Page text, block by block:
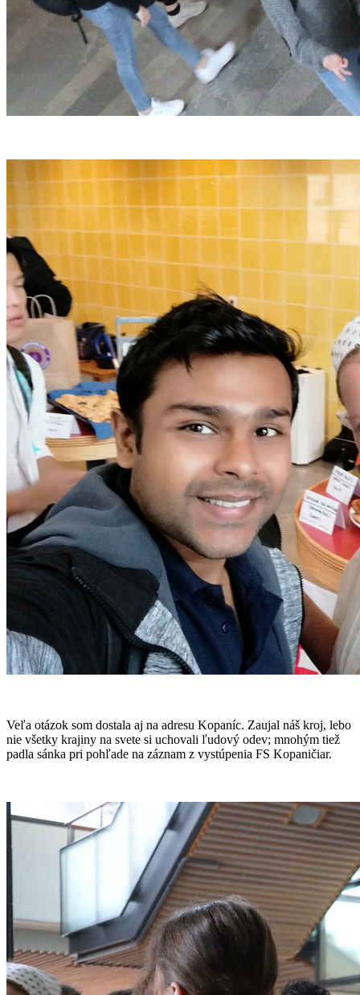
Veľa otázok som dostala aj na adresu Kopaníc. Zaujal náš kroj, lebo
nie všetky krajiny na svete si uchovali ľudový odev; mnohým tiež
padla sánka pri pohľade na záznam z vystúpenia FS Kopaničiar.